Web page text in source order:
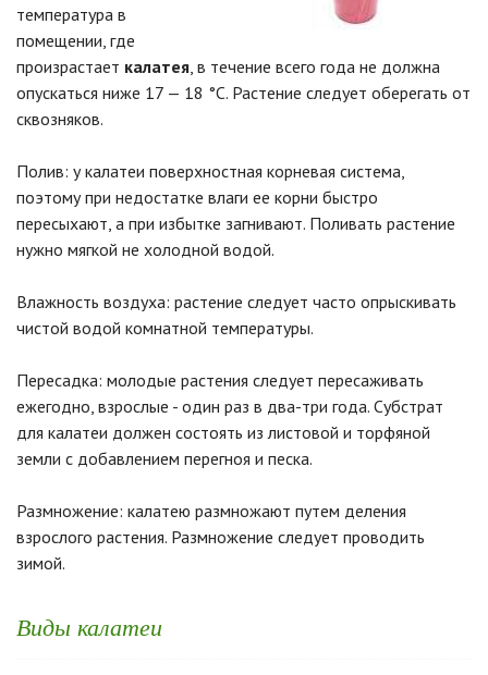
температура в
помещении, где
произрастает калатея , в течение всего года не должна
опускаться ниже 17 — 18 °С. Растение следует оберегать от
сквозняков.
Полив: у калатеи поверхностная корневая система,
поэтому при недостатке влаги ее корни быстро
пересыхают, а при избытке загнивают. Поливать растение
нужно мягкой не холодной водой.
Влажность воздуха: растение следует часто опрыскивать
чистой водой комнатной температуры.
Пересадка: молодые растения следует пересаживать
ежегодно, взрослые - один раз в два-три года. Субстрат
для калатеи должен состоять из листовой и торфяной
земли с добавлением перегноя и песка.
Размножение: калатею размножают путем деления
взрослого растения. Размножение следует проводить
зимой.
Виды калатеи